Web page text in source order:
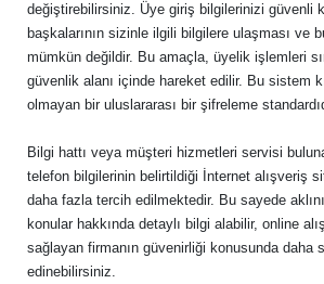
değiştirebilirsiniz. Üye giriş bilgilerinizi güvenli
başkalarının sizinle ilgili bilgilere ulaşması ve
mümkün değildir. Bu amaçla, üyelik işlemleri
güvenlik alanı içinde hareket edilir. Bu sistem
olmayan bir uluslararası bir şifreleme
Bilgi hattı veya müşteri hizmetleri servisi
telefon bilgilerinin belirtildiği İnternet alışveriş
daha fazla tercih edilmektedir. Bu sayede
konular hakkında detaylı bilgi alabilir, online
sağlayan firmanın güvenirliği konusunda daha
edinebilirsiniz.